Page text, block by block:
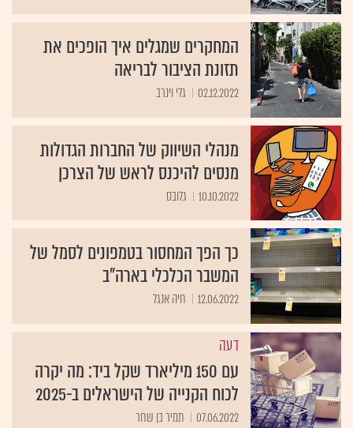
המחקרים שמגלים איך הופכים את
תזונת הציבור לבריאה
02.12.2022 גלי וינרב
מנהלי השיווק של החברות הגדולות
מנסים להיכנס לראש של הצרכן
10.10.2022 גלובס
כך הפך המחסור בטמפונים לסמל של
המשבר הכלכלי בארה"ב
12.06.2022 חיה אנגל
דעה
עם 150 מיליארד שקל ביד: מה יקרה
לכוח הקנייה של הישראלים ב-2025
07.06.2022 תמיר בן שחר